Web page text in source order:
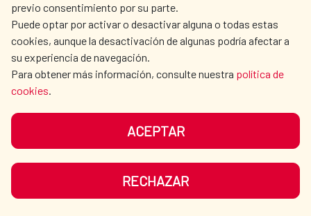
176.000 personas se benefician de
agua en Ecuador
El programa estuvo conformado por tres
componentes. Por un lado la elaboración de
previo consentimiento por su parte.
Puede optar por activar o desactivar alguna o todas estas
cookies, aunque la desactivación de algunas podría afectar a
su experiencia de navegación.
Para obtener más información, consulte nuestra política de
cookies.
ACEPTAR
RECHAZAR